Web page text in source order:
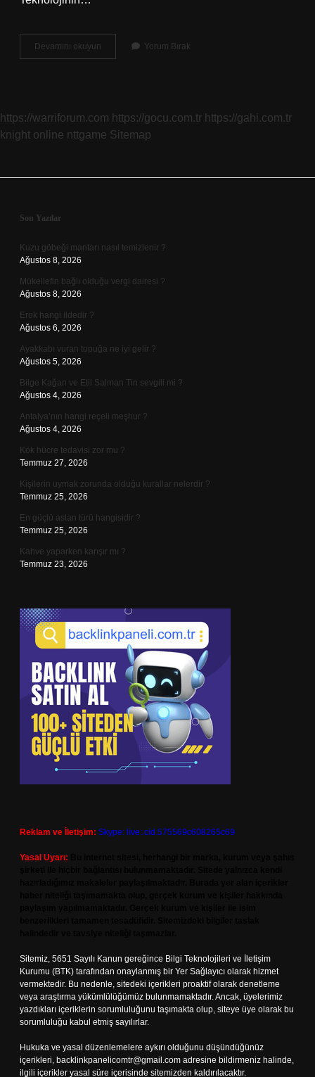
Devamını okuyun
Çalmak
Yorum Bırak
https://warriforum.com https://gocu.com.tr https://gahi.com.tr
knight online nttgame Sitemap
Sidebar
Son Yazılar
Kuzu göbeği mantarı nasıl temizlenir ?
Ağustos 8, 2026
Mükellefin bağlı olduğu vergi dairesi ?
Ağustos 8, 2026
Erok hangi ildedir ?
Ağustos 6, 2026
Ayakkabı vuran topuğa ne iyi gelir ?
Ağustos 5, 2026
Bilge Kağan ve Etil Salman Tin sevgili mi ?
Ağustos 4, 2026
Antalya’nın hangi reçeli meşhur ?
Ağustos 4, 2026
Kök hücre tedavisi zor mu ?
Temmuz 27, 2026
Kişilerin uymak zorunda olduğu kurallar nelerdir ?
Temmuz 25, 2026
En güçlü aslan türü hangisidir ?
Temmuz 25, 2026
Kahve yaparken karışır mı ?
Temmuz 23, 2026
Reklam ve İletişim: Skype: live:.cid.575569c608265c69
Yasal Uyarı:
Sitemiz, 5651 Sayılı Kanun gereğince Bilgi Teknolojileri ve İletişim
Kurumu (BTK) tarafından onaylanmış bir Yer Sağlayıcı olarak hizmet
vermektedir. Bu nedenle, sitedeki içerikleri proaktif olarak denetleme
veya araştırma yükümlülüğümüz bulunmamaktadır. Ancak, üyelerimiz
yazdıkları içeriklerin sorumluluğunu taşımakta olup, siteye üye olarak bu
sorumluluğu kabul etmiş sayılırlar.
Hukuka ve yasal düzenlemelere aykırı olduğunu düşündüğünüz
içerikleri, backlinkpanelicomtr@gmail.com adresine bildirmeniz halinde,
ilgili içerikler yasal süre içerisinde sitemizden kaldırılacaktır.